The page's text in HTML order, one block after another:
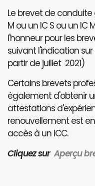
Le brevet de
M ou un IC S ou un
l'honneur pour les
suivant l'indication
partir de juillet 2021)
Certains brevets
également d'obtenir
attestations
renouvellement est
accès à un ICC.
Cliquez surAperçu